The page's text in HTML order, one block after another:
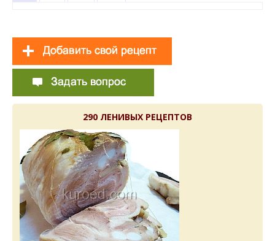
290 ЛЕНИВЫХ РЕЦЕПТОВ